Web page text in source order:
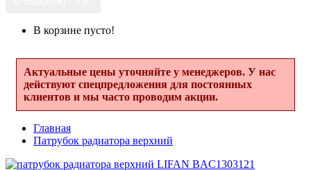
В корзине пусто!
Актуальные цены уточняйте у менеджеров. У нас
действуют спецпредложения для постоянных
клиентов и мы часто проводим акции.
Главная
Патрубок радиатора верхний